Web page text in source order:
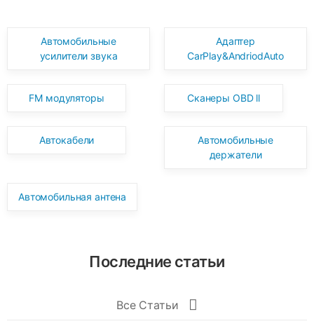
Автомобильные
усилители звука
Адаптер
CarPlay&AndriodAuto
FM модуляторы Сканеры OBD ll
Автокабели
Автомобильные
держатели
Автомобильная антена
Последние статьи
Все Статьи